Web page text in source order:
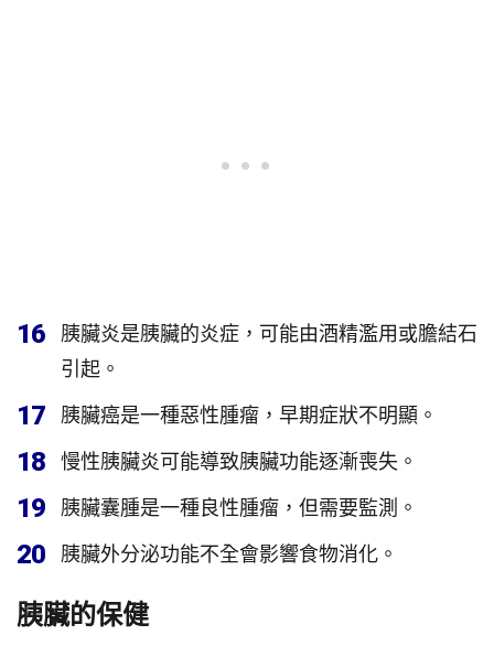
16
胰臟炎是胰臟的炎症，可能由酒精濫用或膽結石
引起。
17 胰臟癌是一種惡性腫瘤，早期症狀不明顯。
18 慢性胰臟炎可能導致胰臟功能逐漸喪失。
19 胰臟囊腫是一種良性腫瘤，但需要監測。
20 胰臟外分泌功能不全會影響食物消化。
胰臟的保健